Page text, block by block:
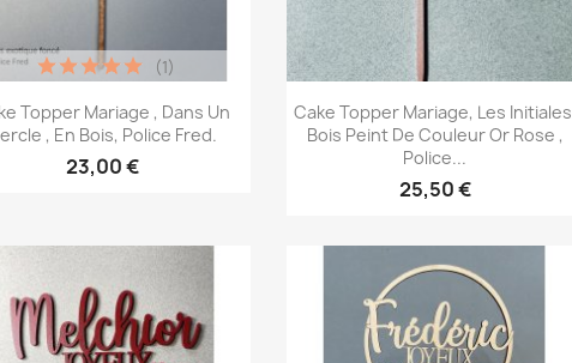
Aperçu rapide
Topper Mariage , Dans Un
, En Bois, Police Fred.
23,00 €
(1)
Aperçu rapide
Cake Topper Mariage, Les
Bois Peint De Couleur Or Rose ,
Police...
25,50 €